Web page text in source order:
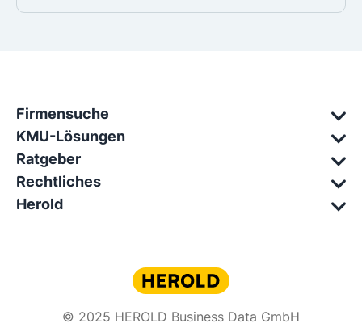
Firmensuche
KMU-Lösungen
Ratgeber
Rechtliches
Herold
© 2025 HEROLD Business Data GmbH